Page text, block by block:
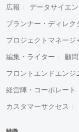
広報 データサイエ
プランナー・ディレク
プロジェクトマネージ
編集・ライター 顧
フロントエンドエンジ
経営陣・コーポレート
カスタマーサクセス